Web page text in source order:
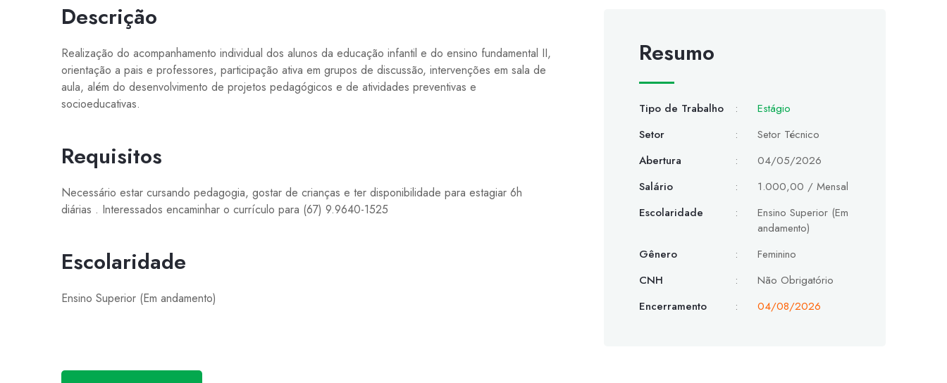
Descrição
Realização do acompanhamento individual dos alunos da educação infantil e do ensino fundamental II,
orientação a pais e professores, participação ativa em grupos de discussão, intervenções em sala de
aula, além do desenvolvimento de projetos pedagógicos e de atividades preventivas e
socioeducativas.
Requisitos
Necessário estar cursando pedagogia, gostar de crianças e ter disponibilidade para estagiar 6h
diárias . Interessados encaminhar o currículo para (67) 9.9640-1525
Escolaridade
Ensino Superior (Em andamento)
Resumo
Tipo de Trabalho :
Estágio
Setor
:
Setor Técnico
Abertura
:
04/05/2026
Salário
:
1.000,00 / Mensal
Escolaridade
:
Ensino Superior (Em
andamento)
Gênero
:
Feminino
CNH
:
Não Obrigatório
Encerramento
: 04/08/2026